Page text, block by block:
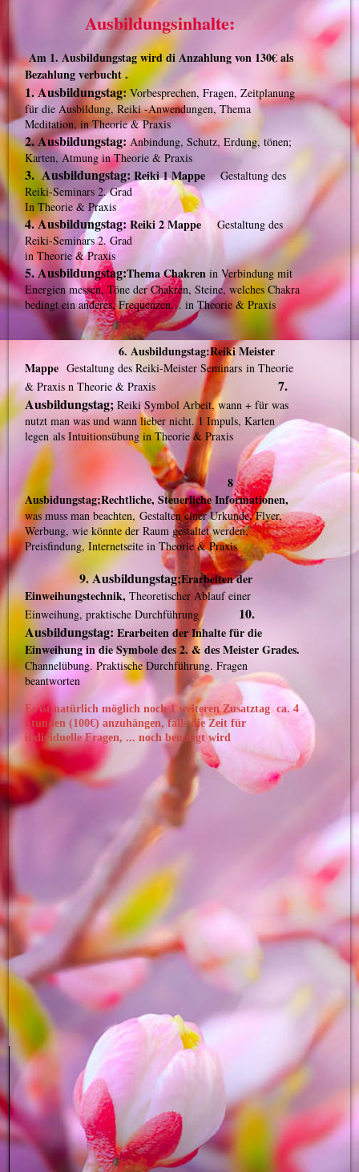
Ausbildungsinhalte:
Am 1. Ausbildungstag wird di Anzahlung von 130€als
Bezahlung verbucht .
1. Ausbildungstag: Vorbesprechen, Fragen, Zeitplanung
für die Ausbildung, Reiki -Anwendungen, Thema
Meditation, in Theorie & Praxis
2. Ausbildungstag: Anbindung, Schutz, Erdung, tönen;
Karten, Atmung in Theorie & Praxis
3. Ausbildungstag: Reiki 1 MappeGestaltung des
Reiki-Seminars 2. Grad
In Theorie & Praxis
4. Ausbildungstag:Reiki 2 MappeGestaltung des
Reiki-Seminars 2. Grad
in Theorie & Praxis
5. Ausbildungstag:Thema Chakrenin Verbindung mit
Energien messen, Töne der Chakren, Steine, welches Chakra
bedingt ein anderes, Frequenzen… in Theorie & Praxis
6. Ausbildungstag:Reiki Meister
MappeGestaltung des Reiki-Meister Seminarsin Theorie
& Praxisn Theorie & Praxis7.
Ausbildungstag; Reiki Symbol Arbeit, wann + für was
nutzt man was und wann lieber nicht. 1 Impuls, Karten
legen als Intuitionsübung in Theorie & Praxis
8
Ausbidungstag;Rechtliche, Steuerliche Informationen,
was muss man beachten, Gestalten einer Urkunde, Flyer,
Werbung, wie könnte der Raum gestaltet werden,
Preisfindung, Internetseite in Theorie & Praxis
9. Ausbildungstag;Erarbeiten der
Einweihungstechnik,Theoretischer Ablauf einer
Einweihung, praktische Durchführung 10.
Ausbildungstag: Erarbeiten der Inhalte für die
Einweihung in die Symbole des 2. & des Meister Grades.
Channelübung. Praktische Durchführung. Fragen
beantworten
Es ist natürlich möglich noch 1 weiteren Zusatztag ca. 4
Stunden(100€) anzuhängen, falls die Zeit für
individuelle Fragen, ... noch benötigt wird